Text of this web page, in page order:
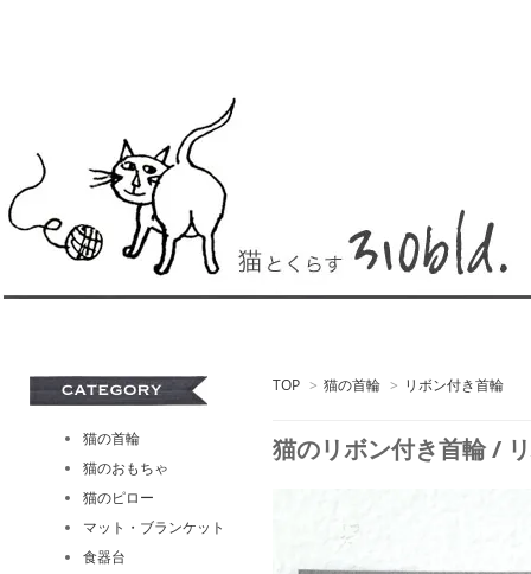
TOP > 猫の首輪 > リボン付き首輪
猫のリボン付き首輪 /
猫の首輪
猫のおもちゃ
猫のピロー
マット・ブランケット
食器台